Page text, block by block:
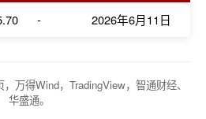
- 2026年6月11日
万得Wind，TradingView，智通财经、
华盛通。